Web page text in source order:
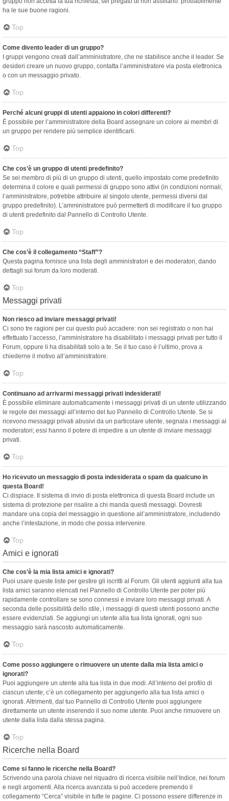
ha le sue buone ragioni.
Top
Come divento leader di un gruppo?
I gruppi vengono creati dall’amministratore, che ne stabilisce anche il leader. Se
desideri creare un nuovo gruppo, contatta l’amministratore via posta elettronica
o con un messaggio privato.
Top
Perché alcuni gruppi di utenti appaiono in colori differenti?
È possibile per l’amministratore della Board assegnare un colore ai membri di
un gruppo per rendere più semplice identificarli.
Top
Che cos’è un gruppo di utenti predefinito?
Se sei membro di più di un gruppo di utenti, quello impostato come predefinito
determina il colore e quali permessi di gruppo sono attivi (in condizioni normali;
l’amministratore, potrebbe attribuire al singolo utente, permessi diversi dal
gruppo predefinito). L’amministratore può permetterti di modificare il tuo gruppo
di utenti predefinito dal Pannello di Controllo Utente.
Top
Che cos’è il collegamento “Staff”?
Questa pagina fornisce una lista degli amministratori e dei moderatori, dando
dettagli sui forum da loro moderati.
Top
Messaggi privati
Non riesco ad inviare messaggi privati!
Ci sono tre ragioni per cui questo può accadere: non sei registrato o non hai
effettuato l’accesso, l’amministratore ha disabilitato i messaggi privati per tutto il
Forum, oppure li ha disabilitati solo a te. Se il tuo caso è l’ultimo, prova a
chiederne il motivo all’amministratore.
Top
Continuano ad arrivarmi messaggi privati indesiderati!
È possibile eliminare automaticamente i messaggi privati ​​di un utente utilizzando
le regole dei messaggi all’interno del tuo Pannello di Controllo Utente. Se si
ricevono messaggi privati ​​abusivi da un particolare utente, segnala i messaggi ai
moderatori; essi hanno il potere di impedire a un utente di inviare messaggi
privati​​.
Top
Ho ricevuto un messaggio di posta indesiderata o spam da qualcuno in
questa Board!
Ci dispiace. Il sistema di invio di posta elettronica di questa Board include un
sistema di protezione per risalire a chi manda questi messaggi. Dovresti
mandare una copia del messaggio in questione all’amministratore, includendo
anche l’intestazione, in modo che possa intervenire.
Top
Amici e ignorati
Che cos’è la mia lista amici e ignorati?
Puoi usare queste liste per gestire gli iscritti al Forum. Gli utenti aggiunti alla tua
lista amici saranno elencati nel Pannello di Controllo Utente per poter più
rapidamente controllare se sono connessi e inviare loro messaggi privati. A
seconda delle possibilità dello stile, i messaggi di questi utenti possono anche
essere evidenziati. Se aggiungi un utente alla tua lista ignorati, ogni suo
messaggio sarà nascosto automaticamente.
Top
Come posso aggiungere o rimuovere un utente dalla mia lista amici o
ignorati?
Puoi aggiungere un utente alla tua lista in due modi. All’interno del profilo di
ciascun utente, c’è un collegamento per aggiungerlo alla tua lista amici o
ignorati. Altrimenti, dal tuo Pannello di Controllo Utente puoi aggiungere
direttamente un utente inserendo il suo nome utente. Puoi anche rimuovere un
utente dalla lista dalla stessa pagina.
Top
Ricerche nella Board
Come si fanno le ricerche nella Board?
Scrivendo una parola chiave nel riquadro di ricerca visibile nell’Indice, nei forum
e negli argomenti. Alla ricerca avanzata si può accedere premendo il
collegamento “Cerca” visibile in tutte le pagine. Ci possono essere differenze in